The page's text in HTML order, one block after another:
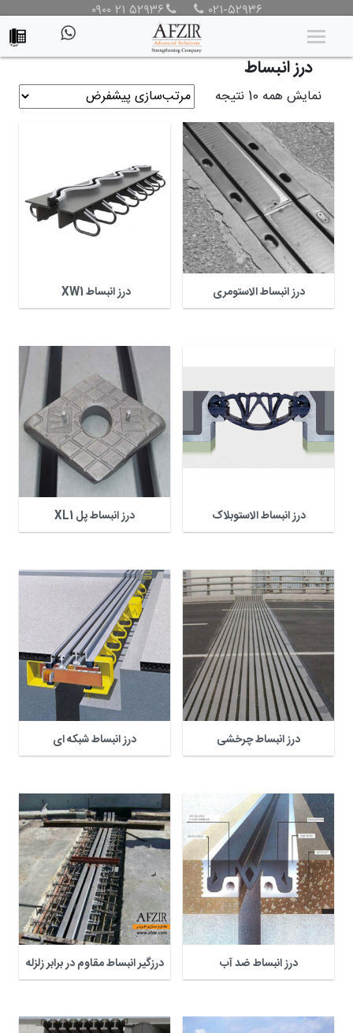
۰۲۱-۵۲۹۳۶
۰۹۰۰ ۲۱ ۵۲۹۳۶
محصولات
محصولات تعمیر پل / درز انبساط
درز انبساط
نمایش همه 10 نتیجه
درز انبساط الاستومری درز انبساط XW1 ‌
درز انبساط الاستوبلاک درز انبساط پل XL1
درز انبساط چرخشی درز انبساط شبکه ای
درز انبساط ضد آب درزگیر انبساط مقاوم در برابر زلزله